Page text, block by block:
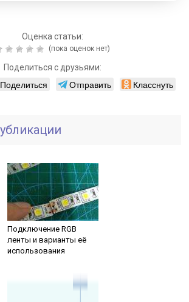
Оценка статьи:
(пока оценок нет)
Поделиться с друзьями:
Поделиться Отправить Класснуть
Подключение RGB
ленты и варианты её
использования